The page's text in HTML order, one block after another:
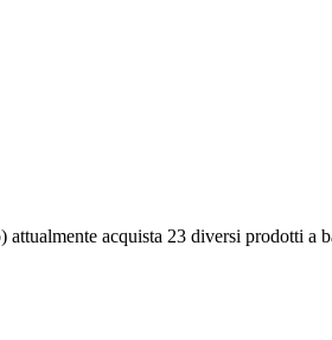
acquista 23 diversi prodotti a